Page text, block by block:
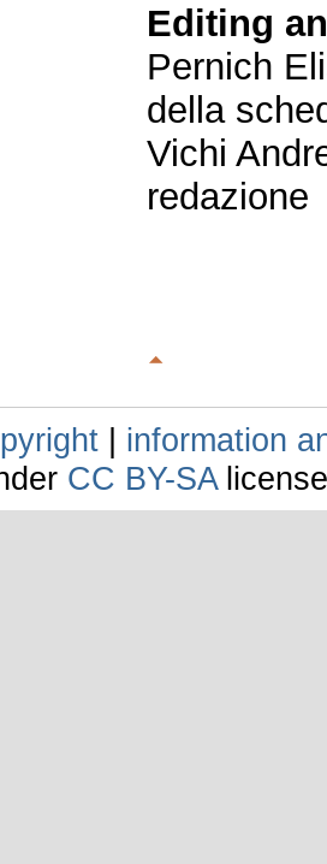
Editing
Pernich
della
Vichi
redazione
| information
CC BY-SA